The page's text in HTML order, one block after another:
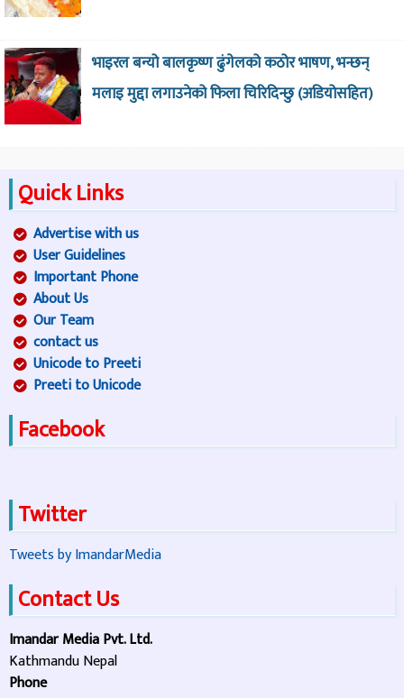
भाइरल बन्यो बालकृष्ण ढुंगेलको कठोर भाषण, भन्छन्
मलाइ मुद्दा लगाउनेको फिला चिरिदिन्छु (अडियोसहित)
Quick Links
Advertise with us
User Guidelines
Important Phone
About Us
Our Team
contact us
Unicode to Preeti
Preeti to Unicode
Facebook
Twitter
Tweets by ImandarMedia
Contact Us
Imandar Media Pvt. Ltd.
Kathmandu Nepal
Phone